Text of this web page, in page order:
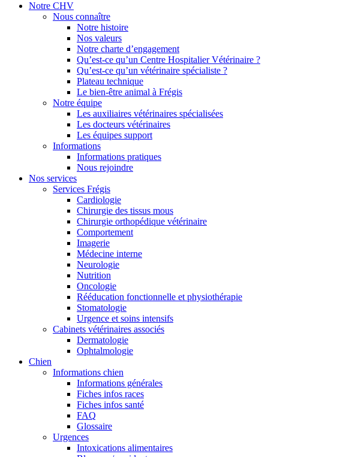
Notre CHV
Nous connaître
Notre histoire
Nos valeurs
Notre charte d’engagement
Qu’est-ce qu’un Centre Hospitalier Vétérinaire ?
Qu’est-ce qu’un vétérinaire spécialiste ?
Plateau technique
Le bien-être animal à Frégis
Notre équipe
Les auxiliaires vétérinaires spécialisées
Les docteurs vétérinaires
Les équipes support
Informations
Informations pratiques
Nous rejoindre
Nos services
Services Frégis
Cardiologie
Chirurgie des tissus mous
Chirurgie orthopédique vétérinaire
Comportement
Imagerie
Médecine interne
Neurologie
Nutrition
Oncologie
Rééducation fonctionnelle et physiothérapie
Stomatologie
Urgence et soins intensifs
Cabinets vétérinaires associés
Dermatologie
Ophtalmologie
Chien
Informations chien
Informations générales
Fiches infos races
Fiches infos santé
FAQ
Glossaire
Urgences
Intoxications alimentaires